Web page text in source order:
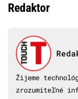
Redaktor
Žijeme
zrozumiteľné